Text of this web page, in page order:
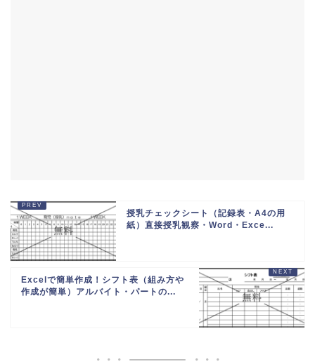
授乳チェックシート（記録表・A4の用
紙）直接授乳観察・Word・Exce...
Excelで簡単作成！シフト表（組み方や
作成が簡単）アルバイト・パートの...